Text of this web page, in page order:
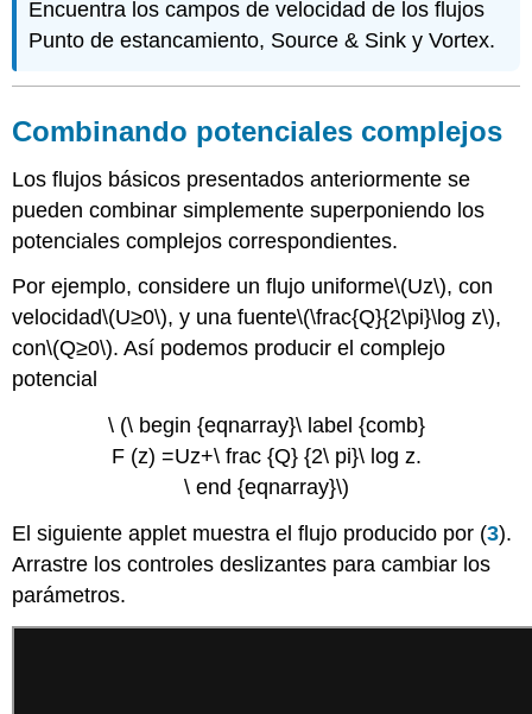
Encuentra los campos de velocidad de los flujos
Punto de estancamiento, Source & Sink y Vortex.
Combinando potenciales complejos
Los flujos básicos presentados anteriormente se
pueden combinar simplemente superponiendo los
potenciales complejos correspondientes.
Por ejemplo, considere un flujo uniforme\(Uz\), con
velocidad\(U≥0\), y una fuente\(\frac{Q}{2\pi}\log z\),
con\(Q≥0\). Así podemos producir el complejo
potencial
\ (\ begin {eqnarray}\ label {comb}
F (z) =Uz+\ frac {Q} {2\ pi}\ log z.
\ end {eqnarray}\)
El siguiente applet muestra el flujo producido por (3).
Arrastre los controles deslizantes para cambiar los
parámetros.